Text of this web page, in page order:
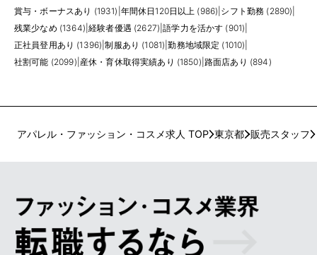
賞与・ボーナスあり (1931) 年間休日120日以上 (986) シフト勤務 (2890)
残業少なめ (1364) |経験者優遇 (2627) |語学力を活かす (901)
正社員登用あり (1396) |制服あり (1081) |勤務地域限定 (1010)
社割可能 (2099) 産休・育休取得実績あり (1850) 路面店あり (894)
アパレル・ファッション・コスメ求人 TOP 東京都 販売スタッフ